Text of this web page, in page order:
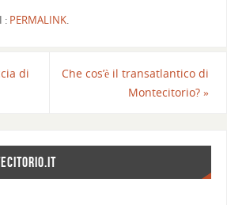
: PERMALINK.
di
Che cos’è il transatlantico di
Montecitorio?»